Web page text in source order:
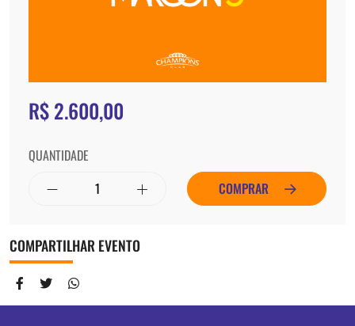
R$ 2.600,00
QUANTIDADE
COMPRAR
COMPARTILHAR EVENTO